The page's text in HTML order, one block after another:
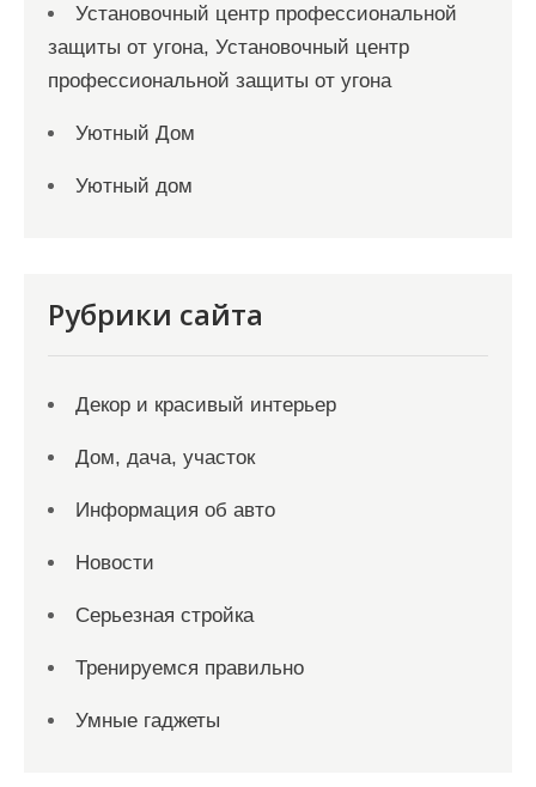
Установочный центр профессиональной
защиты от угона, Установочный центр
профессиональной защиты от угона
Уютный Дом
Уютный дом
Рубрики сайта
Декор и красивый интерьер
Дом, дача, участок
Информация об авто
Новости
Серьезная стройка
Тренируемся правильно
Умные гаджеты